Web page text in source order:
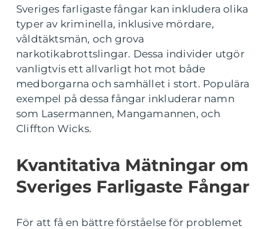
Sveriges farligaste fångar kan inkludera olika
typer av kriminella, inklusive mördare,
våldtäktsmän, och grova
narkotikabrottslingar. Dessa individer utgör
vanligtvis ett allvarligt hot mot både
medborgarna och samhället i stort. Populära
exempel på dessa fångar inkluderar namn
som Lasermannen, Mangamannen, och
Cliffton Wicks.
Kvantitativa Mätningar om
Sveriges Farligaste Fångar
För att få en bättre förståelse för problemet